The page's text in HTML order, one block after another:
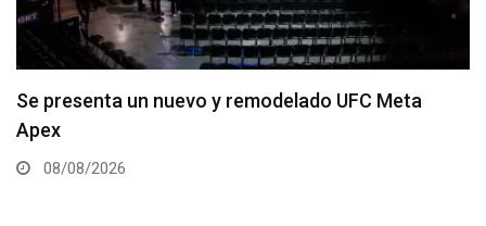
Se presenta un nuevo y remodelado UFC Meta
Apex
08/08/2026